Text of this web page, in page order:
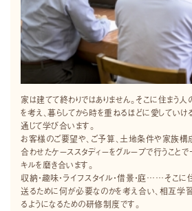
家は建てて終わりではありません。そこに住まう
を考え、暮らしてから時を重ねるほどに愛していけ
通じて学び合います。
お客様のご要望や、ご予算、土地条件や家族構
合わせたケーススタディーをグループで行うこ
キルを磨き合います。
収納・趣味・ライフスタイル・借景・庭……そこ
送るために何が必要なのかを考え合い、相互学
るようになるための研修制度です。